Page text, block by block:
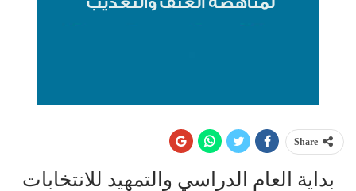
Share
بداية العام الدراسي والتمهيد للانتخابات